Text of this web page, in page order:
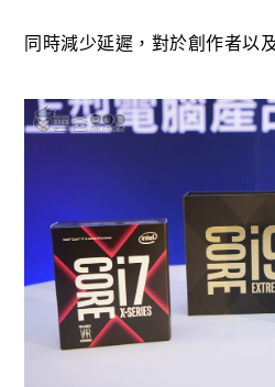
同時減少延遲，對於創作者以